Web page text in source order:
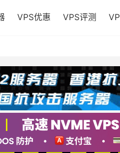
VPS优惠 VPS评测